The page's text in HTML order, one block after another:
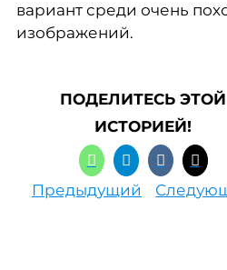
вариант среди очень
изображений.
ПОДЕЛИТЕСЬ ЭТОЙ
ИСТОРИЕЙ!
Предыдущий